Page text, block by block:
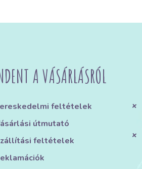
A VÁSÁRLÁSRÓL
feltételek
útmutató
feltételek